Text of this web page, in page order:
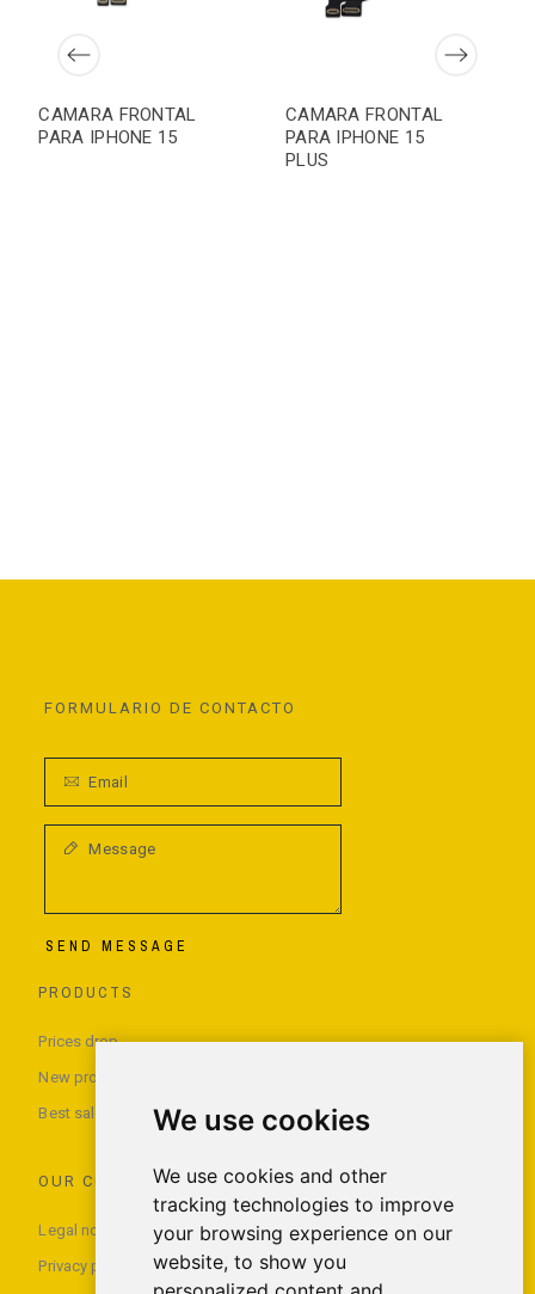
We use cookies
We use cookies and other
tracking technologies to improve
your browsing experience on our
website, to show you
CAMARA FRONTAL
PARA IPHONE 15
CAMARA FRONTAL
PARA IPHONE 15
PLUS
FORMULARIO DE CONTACTO
SEND MESSAGE
PRODUCTS
Prices drop
New products
Best sales
OUR COMPANY
Legal notice
Privacy policy